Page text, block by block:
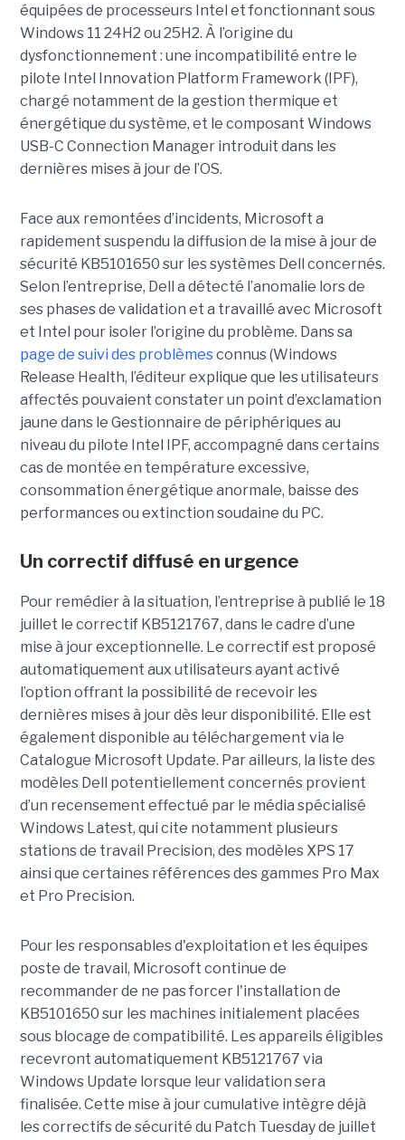
équipées de processeurs Intel et fonctionnant sous
Windows 11 24H2 ou 25H2. À l’origine du
dysfonctionnement : une incompatibilité entre le
pilote Intel Innovation Platform Framework (IPF),
chargé notamment de la gestion thermique et
énergétique du système, et le composant Windows
USB-C Connection Manager introduit dans les
dernières mises à jour de l’OS.
Face aux remontées d’incidents, Microsoft a
rapidement suspendu la diffusion de la mise à jour de
sécurité KB5101650 sur les systèmes Dell concernés.
Selon l’entreprise, Dell a détecté l’anomalie lors de
ses phases de validation et a travaillé avec Microsoft
et Intel pour isoler l’origine du problème. Dans sa
page de suivi des problèmesconnus (Windows
Release Health, l’éditeur explique que les utilisateurs
affectés pouvaient constater un point d’exclamation
jaune dans le Gestionnaire de périphériques au
niveau du pilote Intel IPF, accompagné dans certains
cas de montée en température excessive,
consommation énergétique anormale, baisse des
performances ou extinction soudaine du PC.
Un correctif diffusé en urgence
Pour remédier à la situation, l’entreprise à publié le 18
juillet le correctif KB5121767, dans le cadre d’une
mise à jour exceptionnelle. Le correctif est proposé
automatiquement aux utilisateurs ayant activé
l’option offrant la possibilité de recevoir les
dernières mises à jour dès leur disponibilité. Elle est
également disponible au téléchargement via le
Catalogue Microsoft Update. Par ailleurs, la liste des
modèles Dell potentiellement concernés provient
d’un recensement effectué par le média spécialisé
Windows Latest, qui cite notamment plusieurs
stations de travail Precision, des modèles XPS 17
ainsi que certaines références des gammes Pro Max
et Pro Precision.
Pour les responsables d'exploitation et les équipes
poste de travail, Microsoft continue de
recommander de ne pas forcer l'installation de
KB5101650 sur les machines initialement placées
sous blocage de compatibilité. Les appareils éligibles
recevront automatiquement KB5121767 via
Windows Update lorsque leur validation sera
finalisée. Cette mise à jour cumulative intègre déjà
les correctifs de sécurité du Patch Tuesday de juillet